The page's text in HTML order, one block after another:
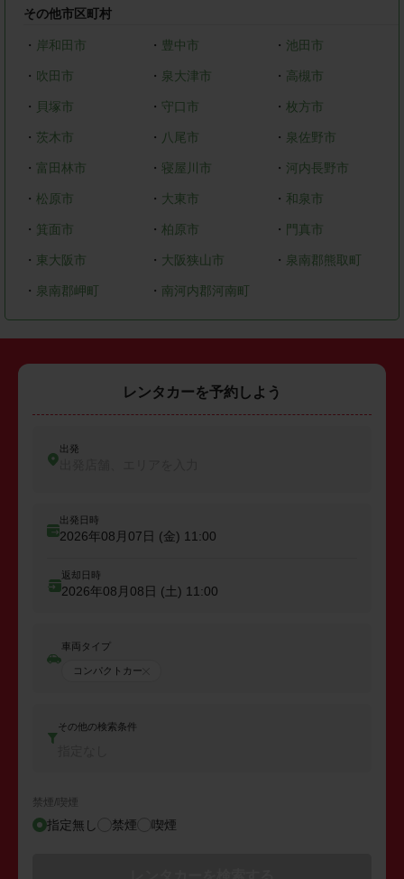
その他市区町村
・ 岸和田市 ・ 豊中市 ・ 池田市
・ 吹田市 ・ 泉大津市 ・ 高槻市
・ 貝塚市 ・ 守口市 ・枚方市
・ 茨木市 ・ 八尾市 ・ 泉佐野市
・ 富田林市 ・ 寝屋川市 ・ 河内長野市
・ 松原市 ・ 大東市 ・ 和泉市
・ 箕面市 ・ 柏原市 ・ 門真市
・ 東大阪市 ・ 大阪狭山市 ・ 泉南郡熊取町
・ 泉南郡岬町 ・ 南河内郡河南町
レンタカーを予約しよう
出発
出発日時
2026年08月07日 (金) 11:00
返却日時
2026年08月08日 (土) 11:00
車両タイプ
コンパクトカー
その他の検索条件
禁煙/喫煙
指定無し 禁煙 喫煙